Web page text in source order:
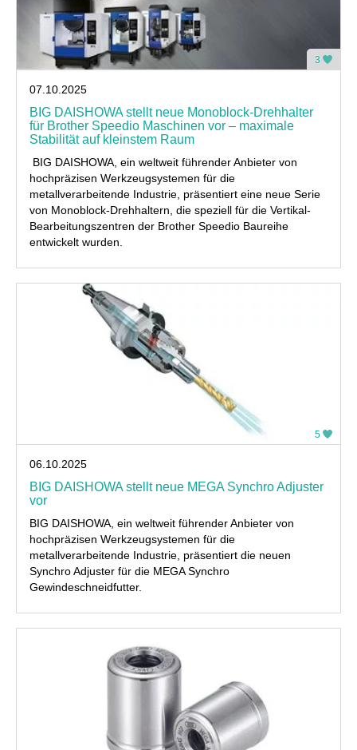
3
07.10.2025
BIG DAISHOWA stellt neue Monoblock-Drehhalter
für Brother Speedio Maschinen vor – maximale
Stabilität auf kleinstem Raum
BIG DAISHOWA, ein weltweit führender Anbieter von
hochpräzisen Werkzeugsystemen für die
metallverarbeitende Industrie, präsentiert eine neue Serie
von Monoblock-Drehhaltern, die speziell für die Vertikal-
Bearbeitungszentren der Brother Speedio Baureihe
entwickelt wurden.
5
06.10.2025
BIG DAISHOWA stellt neue MEGA Synchro Adjuster
vor
BIG DAISHOWA, ein weltweit führender Anbieter von
hochpräzisen Werkzeugsystemen für die
metallverarbeitende Industrie, präsentiert die neuen
Synchro Adjuster für die MEGA Synchro
Gewindeschneidfutter.